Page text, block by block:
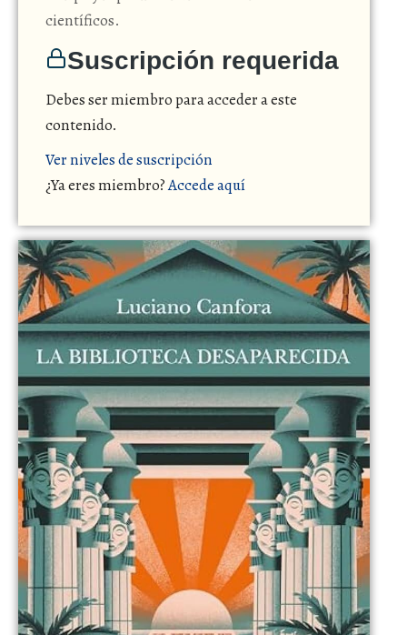
científicos.
Suscripción requerida
Debes ser miembro para acceder a este
contenido.
Ver niveles de suscripción
¿Ya eres miembro?Accede aquí